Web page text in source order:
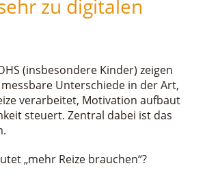
zu digitalen
(insbesondere Kinder) zeigen
Unterschiede in der Art,
verarbeitet, Motivation aufbaut
steuert. Zentral dabei ist das
„mehr Reize brauchen“?